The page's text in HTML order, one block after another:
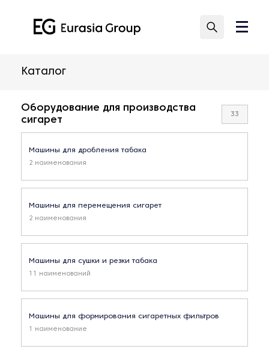
Каталог
Оборудование для производства
сигарет
33
Машины для дробления табака
2 наименования
Машины для перемещения сигарет
2 наименования
Машины для сушки и резки табака
11 наименований
Машины для формирования сигаретных фильтров
1 наименование